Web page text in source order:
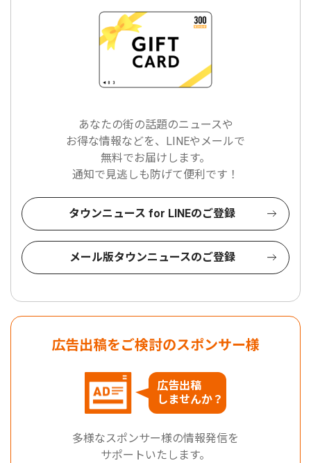
あなたの街の話題のニュースや
お得な情報などを、LINEやメールで
無料でお届けします。
通知で見逃しも防げて便利です！
タウンニュース for LINEのご登録
メール版タウンニュースのご登録
広告出稿をご検討のスポンサー様
広告出稿
しませんか？
多様なスポンサー様の情報発信を
サポートいたします。